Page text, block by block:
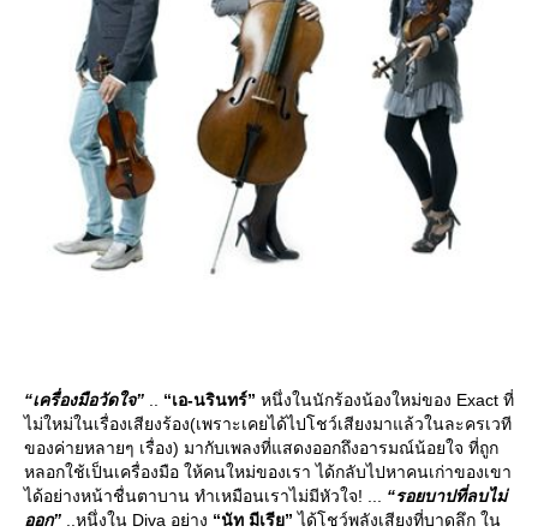
“เครื่องมือวัดใจ” “เอ-นรินทร์” หนึ่งในนักร้องน้องใหม่ของ Exact ที่
ไม่ใหม่ในเรื่องเสียงร้อง(เพราะเคยได้ไปโชว์เสียงมาแล้วในละครเวที
ของค่ายหลายๆ เรื่อง) มากับเพลงที่แสดงออกถึงอารมณ์น้อยใจ ที่ถูก
หลอกใช้เป็นเครื่องมือ ให้คนใหม่ของเรา ได้กลับไปหาคนเก่าของเขา
ได้อย่างหน้าชื่นตาบาน ทำเหมือนเราไม่มีหัวใจ! ... “รอยบาปที่ลบไม่
ออก” ..หนึ่งใน Diva อย่าง “นัท มีเรีย” ได้โชว์พลังเสียงที่บาดลึก ใน